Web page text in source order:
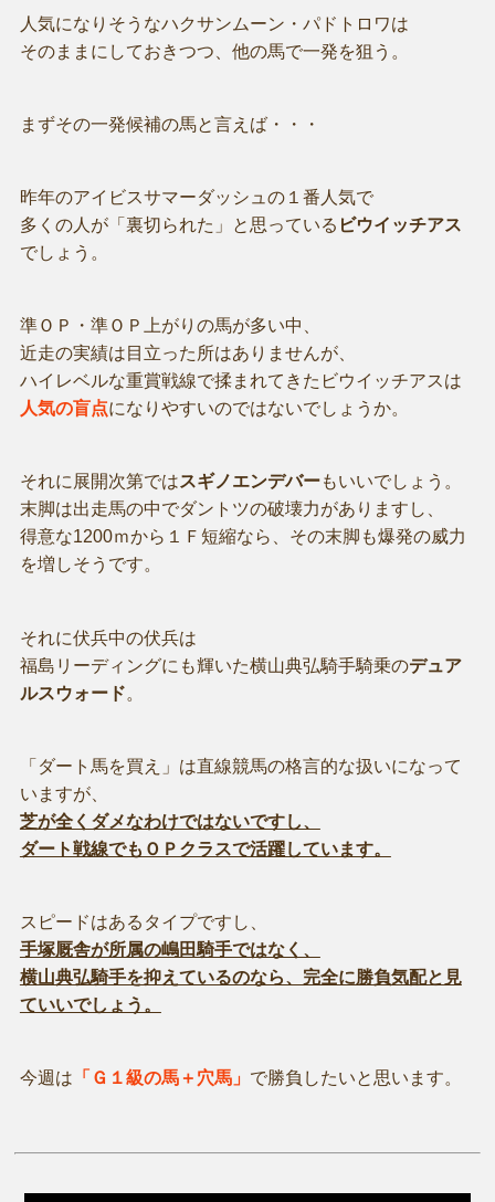
人気になりそうなハクサンムーン・パドトロワは
そのままにしておきつつ、他の馬で一発を狙う。
まずその一発候補の馬と言えば・・・
昨年のアイビスサマーダッシュの１番人気で
多くの人が「裏切られた」と思っている ビウイッチアス
でしょう。
準ＯＰ・準ＯＰ上がりの馬が多い中、
近走の実績は目立った所はありませんが、
ハイレベルな重賞戦線で揉まれてきたビウイッチアスは
人気の盲点になりやすいのではないでしょうか。
それに展開次第ではスギノエンデバーもいいでしょう。
末脚は出走馬の中でダントツの破壊力がありますし、
得意な1200ｍから１Ｆ短縮なら、その末脚も爆発の威力
を増しそうです。
それに伏兵中の伏兵は
福島リーディングにも輝いた横山典弘騎手騎乗のデュア
ルスウォード。
「ダート馬を買え」は直線競馬の格言的な扱いになって
いますが、
芝が全くダメなわけではないですし、
ダート戦線でもＯＰクラスで活躍しています。
スピードはあるタイプですし、
手塚厩舎が所属の嶋田騎手ではなく、
横山典弘騎手を抑えているのなら、完全に勝負気配と見
ていいでしょう。
今週は 「Ｇ１級の馬＋穴馬」 で勝負したいと思います。